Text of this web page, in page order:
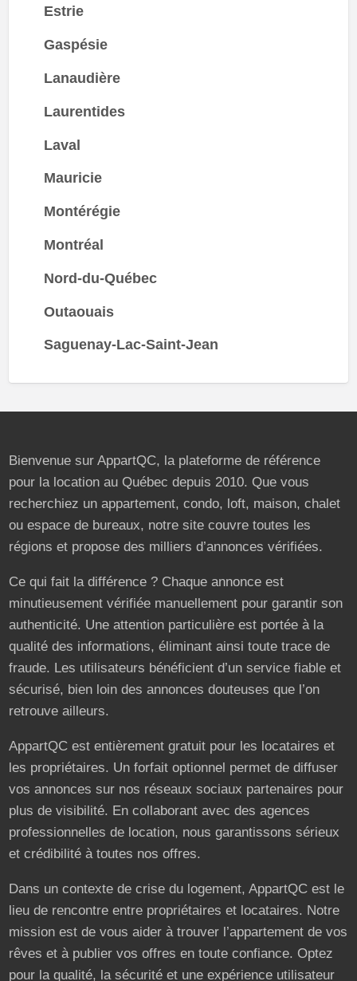
Estrie
Gaspésie
Lanaudière
Laurentides
Laval
Mauricie
Montérégie
Montréal
Nord-du-Québec
Outaouais
Saguenay-Lac-Saint-Jean
Bienvenue sur AppartQC, la plateforme de référence
pour la location au Québec depuis 2010. Que vous
recherchiez un appartement, condo, loft, maison, chalet
ou espace de bureaux, notre site couvre toutes les
régions et propose des milliers d’annonces vérifiées.
Ce qui fait la différence ? Chaque annonce est
minutieusement vérifiée manuellement pour garantir son
authenticité. Une attention particulière est portée à la
qualité des informations, éliminant ainsi toute trace de
fraude. Les utilisateurs bénéficient d’un service fiable et
sécurisé, bien loin des annonces douteuses que l’on
retrouve ailleurs.
AppartQC est entièrement gratuit pour les locataires et
les propriétaires. Un forfait optionnel permet de diffuser
vos annonces sur nos réseaux sociaux partenaires pour
plus de visibilité. En collaborant avec des agences
professionnelles de location, nous garantissons sérieux
et crédibilité à toutes nos offres.
Dans un contexte de crise du logement, AppartQC est le
lieu de rencontre entre propriétaires et locataires. Notre
mission est de vous aider à trouver l’appartement de vos
rêves et à publier vos offres en toute confiance. Optez
pour la qualité, la sécurité et une expérience utilisateur